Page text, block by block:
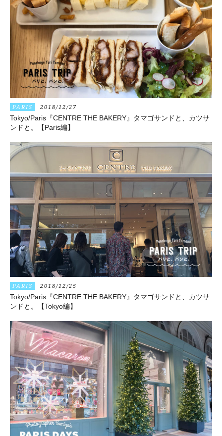
PARIS 2018/12/27
Tokyo/Paris『CENTRE THE BAKERY』タマゴサンドと、カツサ
ンドと。【Paris編】
PARIS 2018/12/25
Tokyo/Paris『CENTRE THE BAKERY』タマゴサンドと、カツサ
ンドと。【Tokyo編】